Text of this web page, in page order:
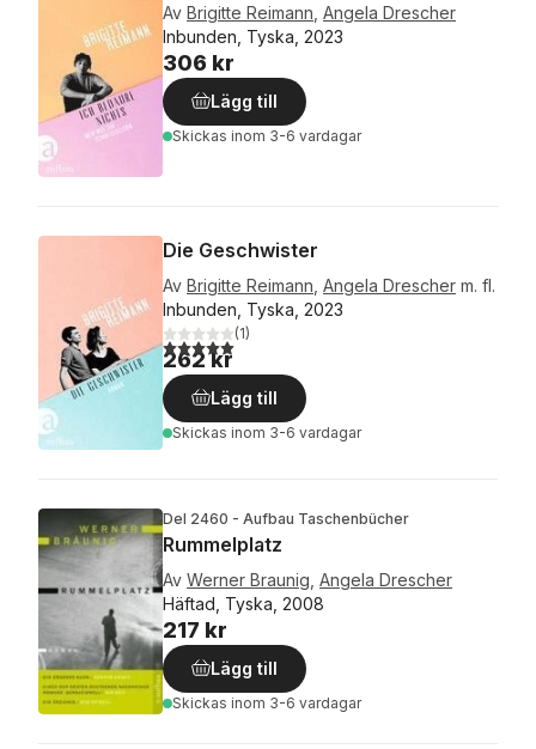
Av Brigitte Reimann Angela Drescher
Inbunden, Tyska, 2023
306 kr
Lägg till
Skickas inom 3-6 vardagar
Die Geschwister
Av Brigitte Reimann Angela Drescher m. fl.
Inbunden, Tyska, 2023
5,0utav 5 stjärnor. Totalt antal röster:
(1)
262 kr
Lägg till
Skickas inom 3-6 vardagar
Del 2460 - Aufbau Taschenbücher
Rummelplatz
Av Werner Braunig Angela Drescher
Häftad, Tyska, 2008
217 kr
Lägg till
Skickas inom 3-6 vardagar